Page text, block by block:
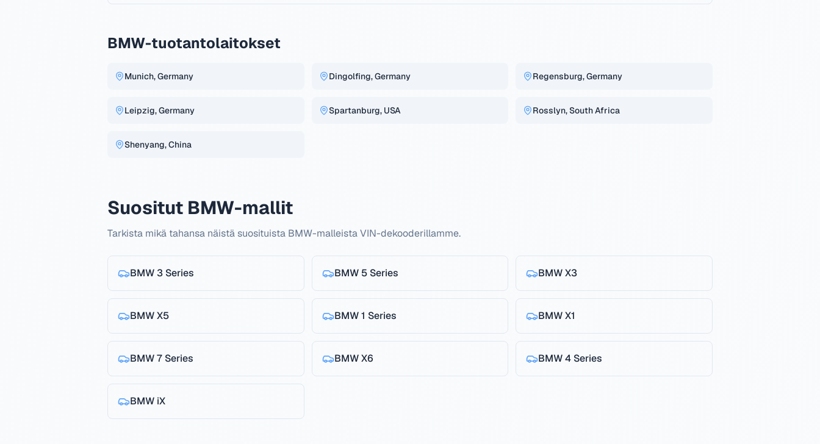
BMW-tuotantolaitokset
Munich, Germany Dingolfing, Germany Regensburg, Germany
Leipzig, Germany Spartanburg, USA Rosslyn, South Africa
Shenyang, China
Suositut BMW-mallit
Tarkista mikä tahansa näistä suosituista BMW-malleista VIN-dekooderillamme.
BMW 3 Series BMW 5 Series BMW X3
BMWX5 BMW 1 Series BMW X1
BMW7 Series BMW X6 BMW 4 Series
BMW iX